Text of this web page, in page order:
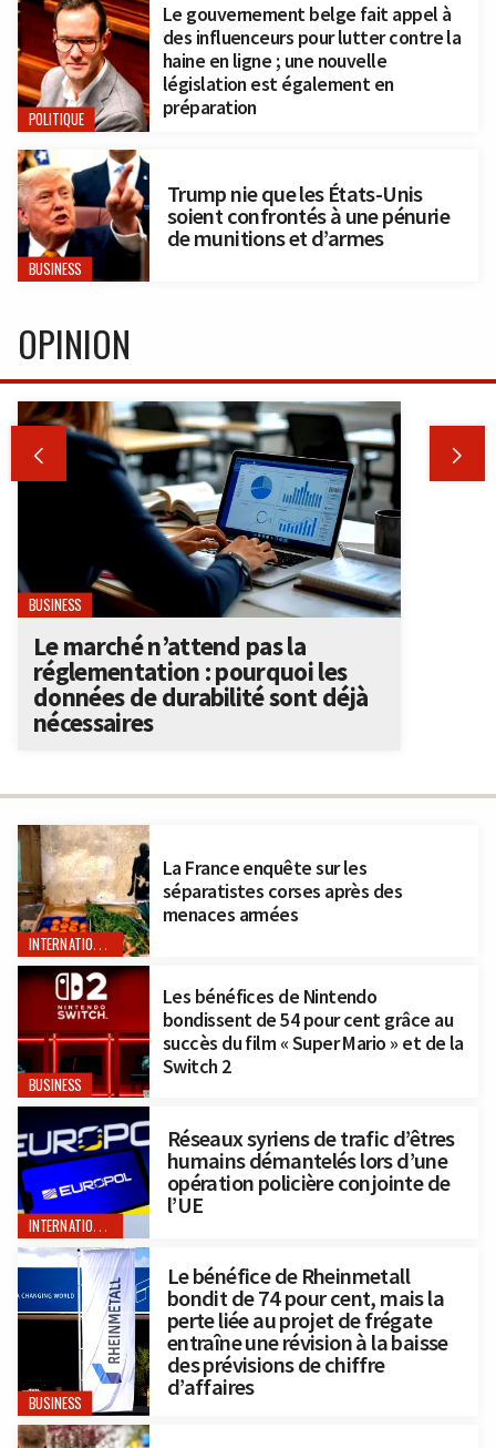
POLITIQUE
Le gouvernement belge fait appel à
des influenceurs pour lutter contre la
haine en ligne ; une nouvelle
législation est également en
préparation
BUSINESS
Trump nie que les États-Unis
soient confrontés à une pénurie
de munitions et d’armes
INTERNATIONAL
La France enquête sur les
séparatistes corses après des
menaces armées
BUSINESS
Les bénéfices de Nintendo
bondissent de 54 pour cent grâce au
succès du film « Super Mario » et de la
Switch 2
INTERNATIONAL
Réseaux syriens de trafic d’êtres
humains démantelés lors d’une
opération policière conjointe de
l’UE
BUSINESS
Le bénéfice de Rheinmetall
bondit de 74 pour cent, mais la
perte liée au projet de frégate
entraîne une révision à la baisse
des prévisions de chiffre
d’affaires
OPINION
 
BUSINESS
Le marché n’attend pas la
réglementation : pourquoi les
données de durabilité sont déjà
nécessaires